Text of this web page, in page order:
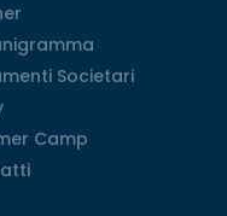
Societari
Societari
Camp
Camp